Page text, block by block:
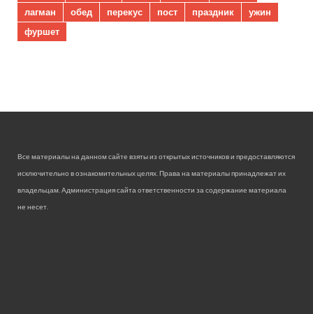
лагман
обед перекус пост праздник
ужин
фуршет
Все материалы на данном сайте взяты из открытых источников и предоставляются
исключительно в ознакомительных целях. Права на материалы принадлежат их
владельцам. Администрация сайта ответственности за содержание материала
не несет.